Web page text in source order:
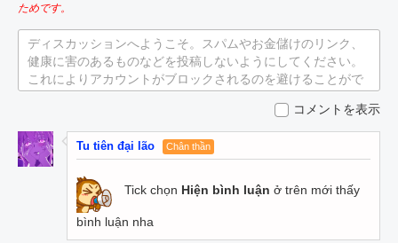
ためです。
ディスカッションへようこそ。スパムやお金儲けのリンク、
健康に害のあるものなどを投稿しないようにしてください。
これによりアカウントがブロックされるのを避けることがで
コメントを表示
Tu tiên đại lão Chân thần
Tick chọn Hiện bình luận ở trên mới thấy
bình luận nha